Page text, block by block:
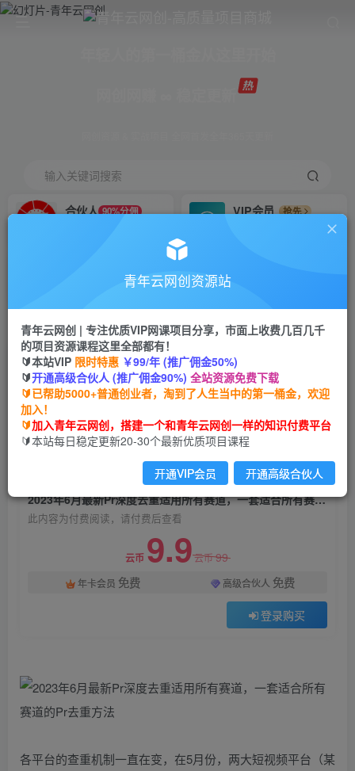
输入关键词搜索
合伙人 90%分佣
VIP会员
抢先
搭建同款网站，自己当老板
首页 创业课程 会员免费 正文
2023年6月最新Pr深度去重适用所有赛道，一套适
合所有赛道的Pr去重方法
青年云网创
2年前发布
关注 私信
2023年6月最新Pr深度去重适用所有赛道，一套适合所有赛道的Pr去重方法
此内容为付费阅读，请付费后查看
云币 9.9云币99
年卡会员 免费 高级合伙人 免费
登录购买
各平台的查重机制一直在变，在5月份，两大短视频平台（某
青年云网创资源站
青年云网创 | 专注优质VIP网课项目分享，市面上收费几百几千
的项目资源课程这里全部都有！
🔰本站VIP 限时特惠 ￥99/年 (推广佣金50%)
🔰开通高级合伙人 (推广佣金90%) 全站资源免费下载
🔰已帮助5000+普通创业者，淘到了人生当中的第一桶金，欢迎
加入！
🔰加入青年云网创，搭建一个和青年云网创一样的知识付费平台
🔰本站每日稳定更新20-30个最新优质项目课程
开通VIP会员 开通高级合伙人